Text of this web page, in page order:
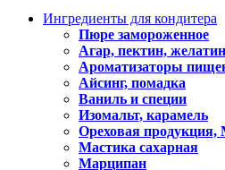
Ингредиенты для кондитера
Пюре замороженное
Агар, пектин, желатин
Ароматизаторы
Айсинг, помадка
Ваниль и специи
Изомальт, карамель
Ореховая продукция,
Мастика сахарная
Марципан